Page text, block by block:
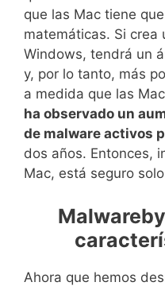
que las Mac tiene
matemáticas. Si crea
Windows, tendrá un
y, por lo tanto, más
a medida que las
ha observado un
de malware activos
dos años. Entonces,
Mac, está seguro
Ahora que hemos